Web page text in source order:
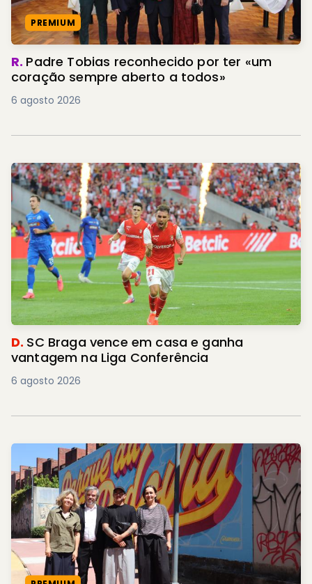
PREMIUM
R. Padre Tobias reconhecido por ter «um
coração sempre aberto a todos»
6 agosto 2026
D. SC Braga vence em casa e ganha
vantagem na Liga Conferência
6 agosto 2026